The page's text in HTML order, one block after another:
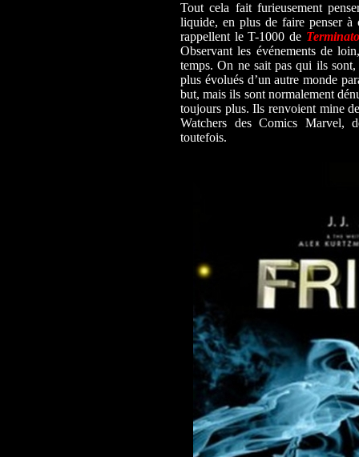
Tout cela fait furieusement
liquide, en plus de faire penser à
rappellent le T-1000 de
Observant les événements de
temps. On ne sait pas qui ils
plus évolués d’un autre monde
but, mais ils sont normalement
toujours plus. Ils renvoient mine
Watchers des Comics Marvel,
toutefois.